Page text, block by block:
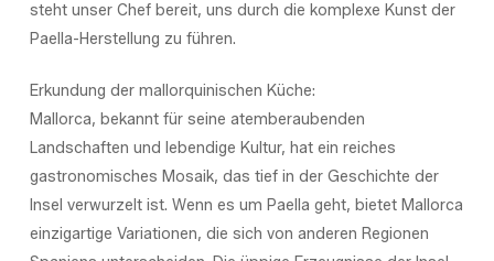
steht unser Chef bereit, uns durch die komplexe Kunst der
Paella-Herstellung zu führen.
Erkundung der mallorquinischen Küche:
Mallorca, bekannt für seine atemberaubenden
Landschaften und lebendige Kultur, hat ein reiches
gastronomisches Mosaik, das tief in der Geschichte der
Insel verwurzelt ist. Wenn es um Paella geht, bietet Mallorca
einzigartige Variationen, die sich von anderen Regionen